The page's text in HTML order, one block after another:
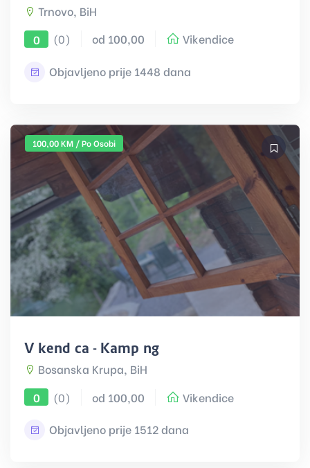
Trnovo, BiH
0
(0) od 100,00 Vikendice
Objavljeno prije 1448 dana
100,00 KM / Po Osobi
Vikendica - Kamping
Bosanska Krupa, BiH
0
(0) od 100,00 Vikendice
Objavljeno prije 1512 dana